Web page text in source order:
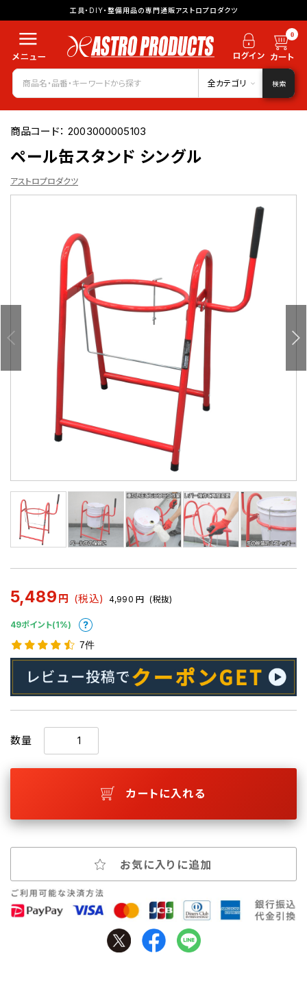
工具・DIY・整備用品の専門通販アストロプロダクツ
0
全カテゴリ 検索
商品コード：2003000005103
ペール缶スタンド シングル
アストロプロダクツ
5,489 円 (税込) 4,990 円 (税抜)
49ポイント(1%)
7件
数量
カートに入れる
お気に入りに追加